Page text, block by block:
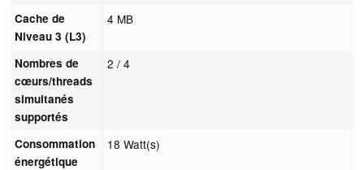
Cache de
Niveau 3 (L3)
4 MB
Nombres de
cœurs/threads
simultanés
supportés
2 / 4
Consommation
énergétique
18 Watt(s)